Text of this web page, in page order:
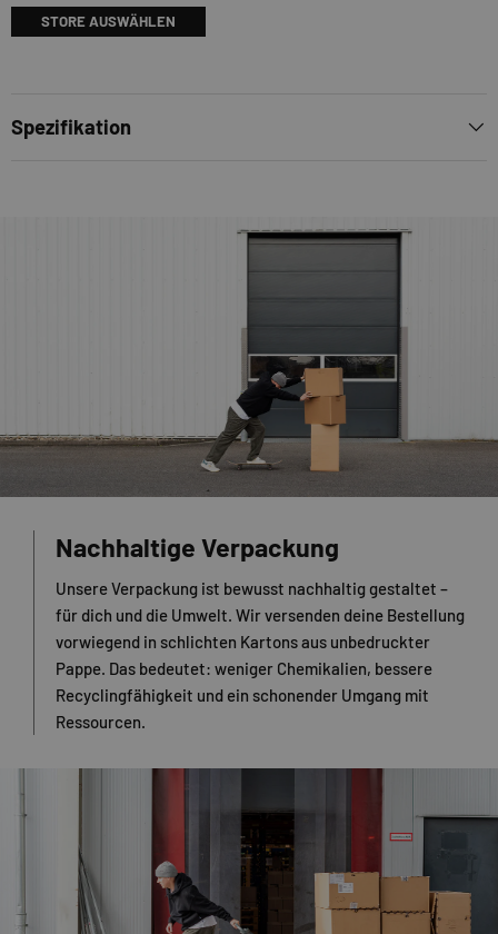
STORE AUSWÄHLEN
Spezifikation
Nachhaltige Verpackung
Unsere Verpackung ist bewusst nachhaltig gestaltet –
für dich und die Umwelt. Wir versenden deine Bestellung
vorwiegend in schlichten Kartons aus unbedruckter
Pappe. Das bedeutet: weniger Chemikalien, bessere
Recyclingfähigkeit und ein schonender Umgang mit
Ressourcen.